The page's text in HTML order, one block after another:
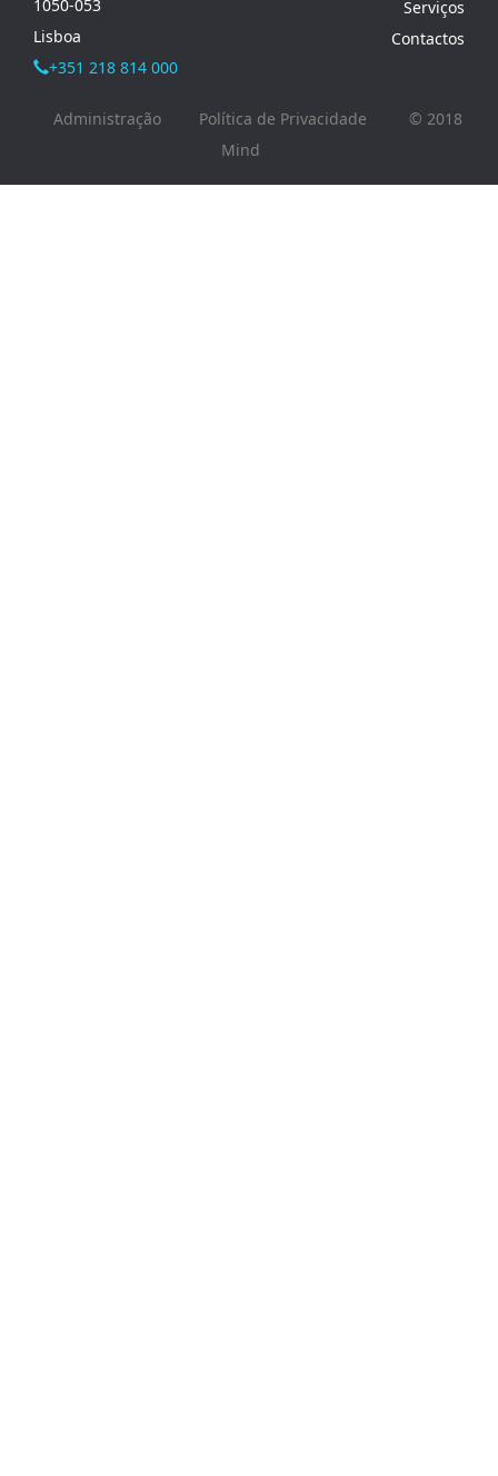
1050-053
Lisboa
+351 218 814 000
Serviços
Contactos
Administração Política de Privacidade
© 2018
Mind